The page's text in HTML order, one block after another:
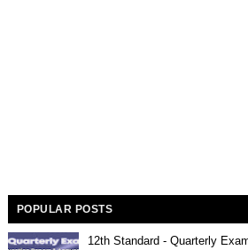
POPULAR POSTS
12th Standard - Quarterly